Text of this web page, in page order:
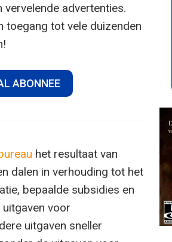
vervelende advertenties.
toegang tot vele duizenden
ABONNEE
het resultaat van
dalen in verhouding tot het
bepaalde subsidies en
voor
uitgaven sneller